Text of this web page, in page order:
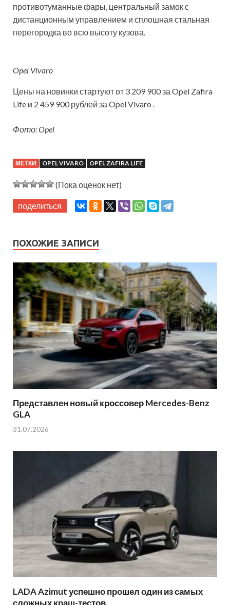
противотуманные фары, центральный замок с
дистанционным управлением и сплошная стальная
перегородка во всю высоту кузова.
Opel Vivaro
Цены на новинки стартуют от 3 209 900 за Opel Zafira
Life и 2 459 900 рублей за Opel Vivaro .
Фото: Opel
МЕТКИ OPEL VIVARO OPEL ZAFIRA LIFE
(Пока оценок нет)
поделиться
ПОХОЖИЕ ЗАПИСИ
Представлен новый кроссовер Mercedes-Benz
GLA
31.07.2026
LADA Azimut успешно прошел один из самых
сложных краш-тестов